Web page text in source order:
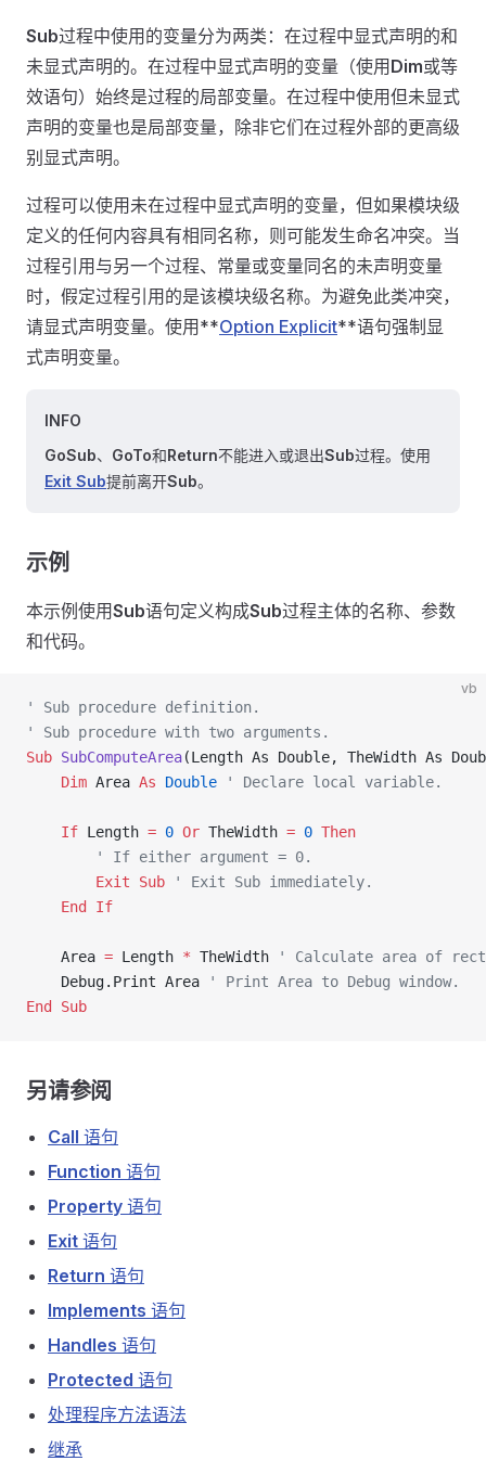
Sub过程中使用的变量分为两类：在过程中显式声明的和
未显式声明的。在过程中显式声明的变量（使用 Dim或等
效语句）始终是过程的局部变量。在过程中使用但未显式
声明的变量也是局部变量，除非它们在过程外部的更高级
别显式声明。
过程可以使用未在过程中显式声明的变量，但如果模块级
定义的任何内容具有相同名称，则可能发生命名冲突。当
过程引用与另一个过程、常量或变量同名的未声明变量
时，假定过程引用的是该模块级名称。为避免此类冲突，
请显式声明变量。使用**Option Explicit**语句强制显
式声明变量。
INFO
GoSub、 GoTo和Return不能进入或退出Sub过程。使用
Exit Sub提前离开Sub。
示例
本示例使用Sub语句定义构成Sub过程主体的名称、参数
和代码。
vb
' Sub procedure definition.
' Sub procedure with two arguments.
Sub SubComputeArea(Length As Double, TheWidth As
    Dim
Area As Double ' Declare local variable.
    If
Length = 0 Or TheWidth = 0 Then
        ' If either argument = 0.
        Exit Sub
' Exit Sub immediately.
    End If
    Area
= Length * TheWidth
' Calculate area of
    Debug.Print Area
' Print Area to Debug window.
End Sub
另请参阅
Call 语句
Function 语句
Property 语句
Exit 语句
Return 语句
Implements 语句
Handles 语句
Protected 语句
处理程序方法语法
继承